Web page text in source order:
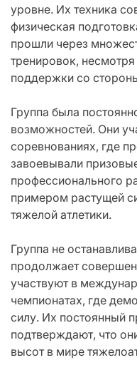
уровне. Их техника
физическая
прошли через
тренировок, несмотря
поддержки со
Группа была
возможностей. Они
соревнованиях, где
завоевывали
профессионального
примером растущей
тяжелой атлетики.
Группа не
продолжает
участвуют в
чемпионатах, где
силу. Их постоянный
подтверждают, что
высот в мире